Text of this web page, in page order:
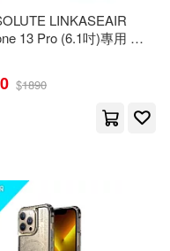
LINKASEAIR
13 Pro (6.1吋)專用 電
技術防摔抗變色抗菌大
$1890